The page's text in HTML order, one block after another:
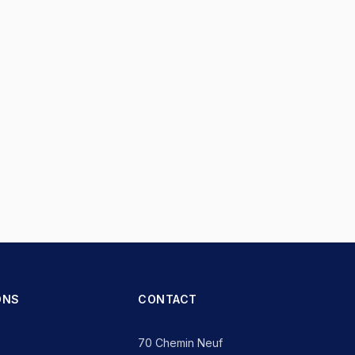
CONTACT
70 Chemin Neuf